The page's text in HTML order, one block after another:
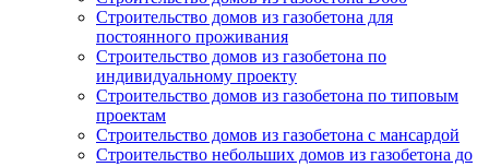
Строительство домов из газобетона для
постоянного проживания
Строительство домов из газобетона по
индивидуальному проекту
Строительство домов из газобетона по типовым
проектам
Строительство домов из газобетона с мансардой
Строительство небольших домов из газобетона до